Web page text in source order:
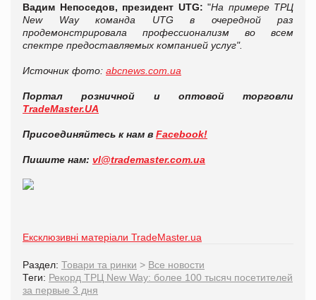
Вадим Непоседов, президент UTG: "На примере ТРЦ
New Way команда UTG в очередной раз
продемонстрировала профессионализм во всем
спектре предоставляемых компанией услуг".
Источник фото: abcnews.com.ua
Портал розничной и оптовой торговли
TradeMaster.UA
Присоединяйтесь к нам в Facebook!
Пишите нам: vl@trademaster.com.ua
Ексклюзивні матеріали TradeMaster.ua
Раздел: Товари та ринки > Все новости
Теги: Рекорд ТРЦ New Way: более 100 тысяч посетителей
за первые 3 дня